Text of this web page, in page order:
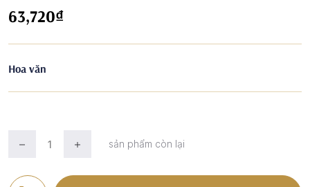
63,720₫
Hoa văn
sản phẩm còn lại